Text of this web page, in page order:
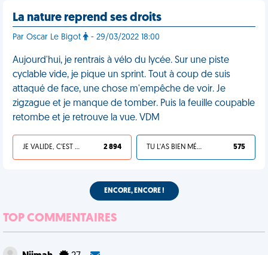
La nature reprend ses droits
Par Oscar Le Bigot - 29/03/2022 18:00
Aujourd'hui, je rentrais à vélo du lycée. Sur une piste
cyclable vide, je pique un sprint. Tout à coup de suis
attaqué de face, une chose m'empêche de voir. Je
zigzague et je manque de tomber. Puis la feuille coupable
retombe et je retrouve la vue. VDM
JE VALIDE, C'EST UNE VDM 2 894 TU L'AS BIEN MÉRITÉ 575
ENCORE, ENCORE !
TOP COMMENTAIRES